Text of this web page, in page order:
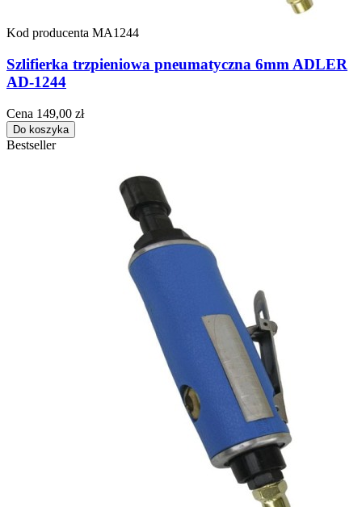
Kod producenta MA1244
Szlifierka trzpieniowa pneumatyczna 6mm ADLER
AD-1244
Cena 149,00 zł
Do koszyka
Bestseller